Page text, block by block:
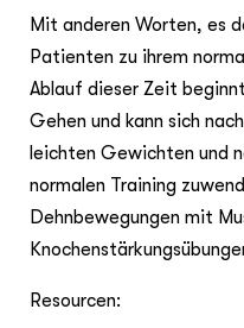
Mit anderen Worten, es
Patienten zu ihrem
Ablauf dieser Zeit
Gehen und kann sich
leichten Gewichten und
normalen Training
Dehnbewegungen mit
Resourcen: